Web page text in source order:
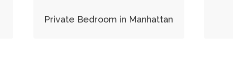
Private Bedroom in Manhattan